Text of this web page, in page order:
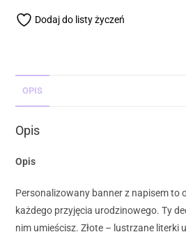
Dodaj do listy życzeń
OPIS
Opis
Opis
Personalizowany banner z napisem to
każdego przyjęcia urodzinowego. Ty
nim umieścisz. Złote – lustrzane literki